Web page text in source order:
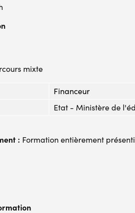
mixte
Financeur
Etat - Ministère de
: Formation entièrement